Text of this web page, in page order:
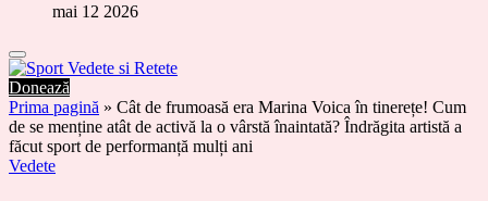
mai 12 2026
Donează
Prima pagină » Cât de frumoasă era Marina Voica în tinerețe! Cum
de se menține atât de activă la o vârstă înaintată? Îndrăgita artistă a
făcut sport de performanță mulți ani
Vedete